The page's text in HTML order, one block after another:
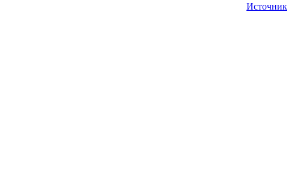
Источник